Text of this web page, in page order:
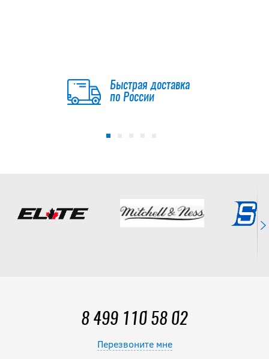
Быстрая доставка
по России
8 499 110 58 02
Перезвоните мне